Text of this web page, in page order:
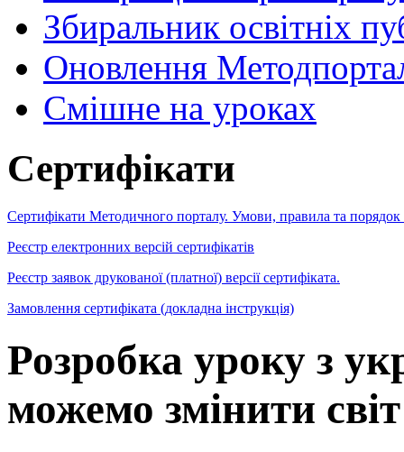
Збиральник освітніх
Оновлення
Cмішне на уроках
Сертифікати
Сертифікати Методичного порталу. Умови, правила та порядок
Реєстр електронних версій сертифікатів
Реєстр заявок друкованої (платної) версії сертифіката.
Замовлення сертифіката (докладна інструкція)
Розробка уроку з
можемо змінити